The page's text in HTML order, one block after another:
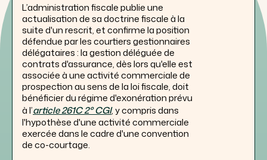
L’administration fiscale publie une
actualisation de sa doctrine fiscale à la
suite d'un rescrit, et confirme la position
défendue par les courtiers gestionnaires
délégataires : la gestion déléguée de
contrats d'assurance, dès lors qu'elle est
associée à une activité commerciale de
prospection au sens de la loi fiscale, doit
bénéficier du régime d'exonération prévu
à l’article 261C 2° CGI, y compris dans
l'hypothèse d'une activité commerciale
exercée dans le cadre d'une convention
de co-courtage.